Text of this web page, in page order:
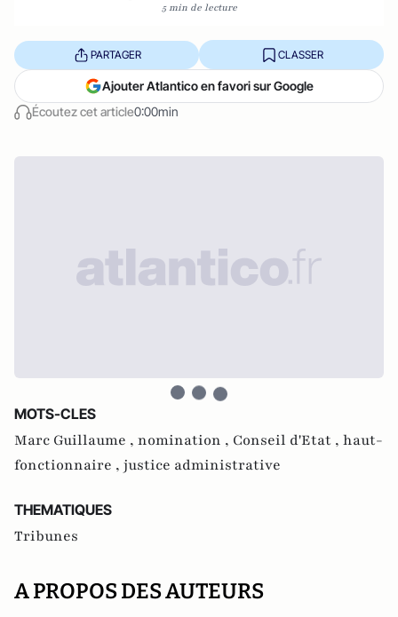
5 min de lecture
Écoutez cet article0:00min
PARTAGER CLASSER
Ajouter Atlantico en favori sur Google
MOTS-CLES
Marc Guillaume , nomination , Conseil d'Etat , haut-
fonctionnaire , justice administrative
THEMATIQUES
Tribunes
A PROPOS DES AUTEURS